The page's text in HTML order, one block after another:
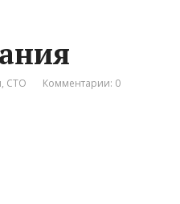
, СТО Комментарии: 0